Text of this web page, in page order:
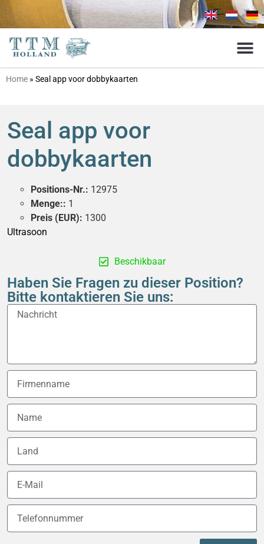
Home » Seal app voor dobbykaarten
Seal app voor
dobbykaarten
Positions-Nr.: 12975
Menge:: 1
Preis (EUR): 1300
Ultrasoon
Beschikbaar
Haben Sie Fragen zu dieser Position?
Bitte kontaktieren Sie uns: